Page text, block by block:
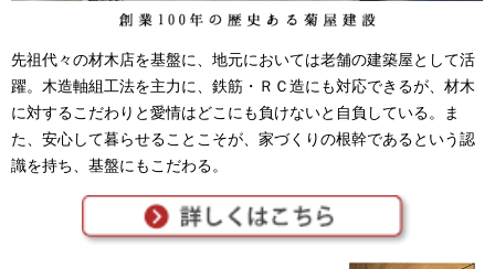
先祖代々の材木店を基盤に、地元においては老舗の建築屋として活
躍。木造軸組工法を主力に、鉄筋・ＲＣ造にも対応できるが、材木
に対するこだわりと愛情はどこにも負けないと自負している。ま
た、安心して暮らせることこそが、家づくりの根幹であるという認
識を持ち、基盤にもこだわる。